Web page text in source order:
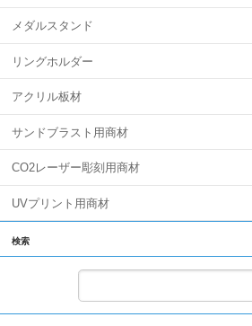
メダルスタンド
リングホルダー
アクリル板材
サンドブラスト用商材
CO2レーザー彫刻用商材
UVプリント用商材
検索